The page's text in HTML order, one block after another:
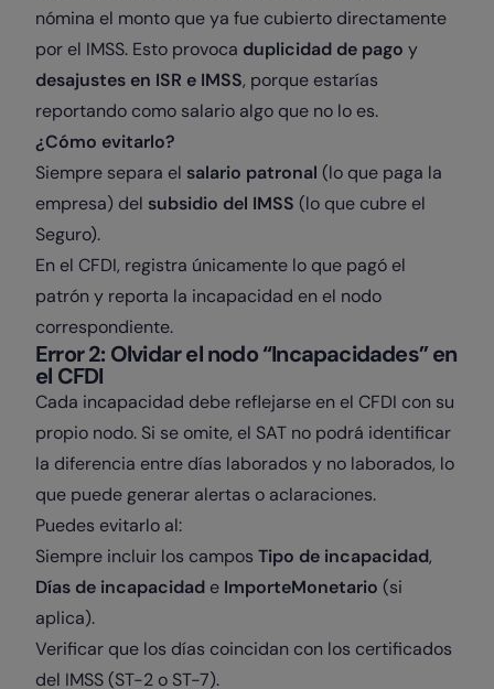
nómina el monto que ya fue cubierto directamente
por el IMSS. Esto provoca duplicidad de pago y
desajustes en ISR e IMSS, porque estarías
reportando como salario algo que no lo es.
¿Cómo evitarlo?
Siempre separa el salario patronal (lo que paga la
empresa) del subsidio del IMSS (lo que cubre el
Seguro).
En el CFDI, registra únicamente lo que pagó el
patrón y reporta la incapacidad en el nodo
correspondiente.
Error 2: Olvidar el nodo “Incapacidades” en
el CFDI
Cada incapacidad debe reflejarse en el CFDI con su
propio nodo. Si se omite, el SAT no podrá identificar
la diferencia entre días laborados y no laborados, lo
que puede generar alertas o aclaraciones.
Puedes evitarlo al:
Siempre incluir los campos Tipo de incapacidad,
Días de incapacidad e ImporteMonetario (si
aplica).
Verificar que los días coincidan con los certificados
del IMSS (ST-2 o ST-7).